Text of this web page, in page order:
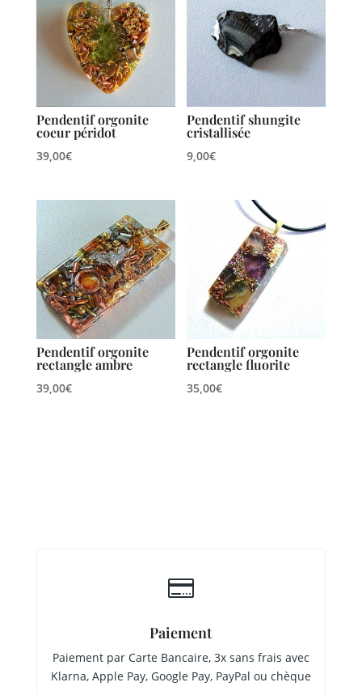
Pendentif orgonite
coeur péridot
39,00€
Pendentif shungite
cristallisée
9,00€
Pendentif orgonite
rectangle ambre
39,00€
Pendentif orgonite
rectangle fluorite
35,00€

Paiement
Paiement par Carte Bancaire, 3x sans frais avec
Klarna, Apple Pay, Google Pay, PayPal ou chèque